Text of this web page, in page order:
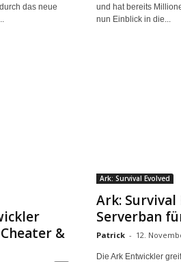
das neue
und hat bereits
nun Einblick in die...
&
Ark: Survival Evolved
Ark: Survival
Serverban
Patrick - 12.
Die Ark Entwickler